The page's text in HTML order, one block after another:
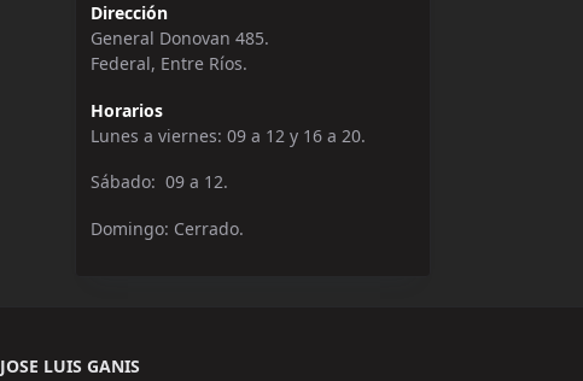
Dirección
General Donovan 485.
Federal, Entre Ríos.
Horarios
Lunes a viernes: 09 a 12 y 16 a 20.
Sábado: 09 a 12.
Domingo: Cerrado.
JOSE LUIS GANIS